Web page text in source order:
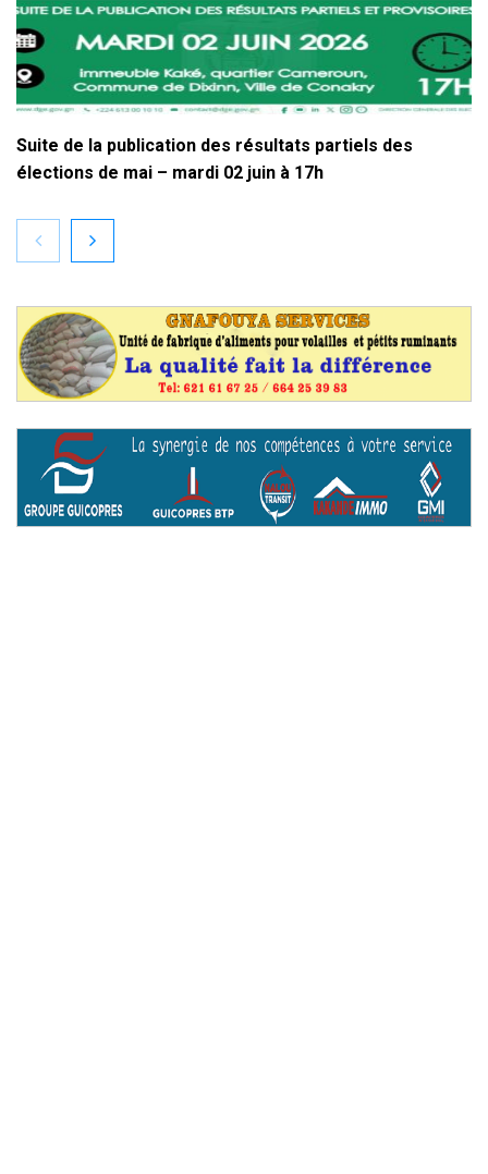
Suite de la publication des résultats partiels des
élections de mai – mardi 02 juin à 17h